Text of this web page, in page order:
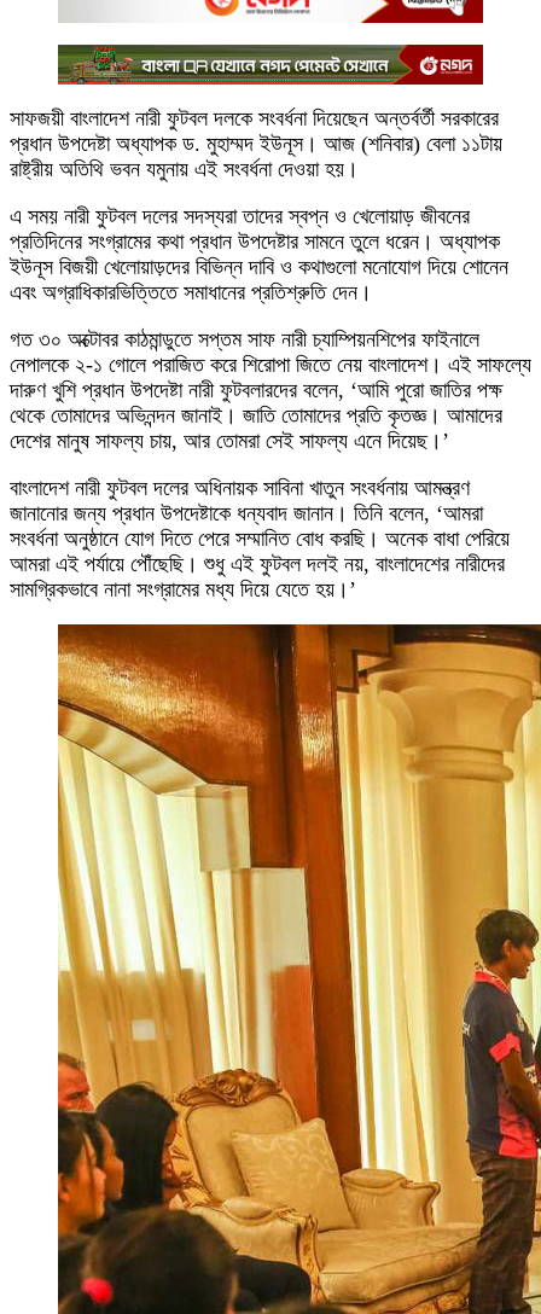
সাফজয়ী বাংলাদেশ নারী ফুটবল দলকে সংবর্ধনা দিয়েছেন অন্তর্বর্তী সরকারের
প্রধান উপদেষ্টা অধ্যাপক ড. মুহাম্মদ ইউনূস। আজ (শনিবার) বেলা ১১টায়
রাষ্ট্রীয় অতিথি ভবন যমুনায় এই সংবর্ধনা দেওয়া হয়।
এ সময় নারী ফুটবল দলের সদস্যরা তাদের স্বপ্ন ও খেলোয়াড় জীবনের
প্রতিদিনের সংগ্রামের কথা প্রধান উপদেষ্টার সামনে তুলে ধরেন। অধ্যাপক
ইউনূস বিজয়ী খেলোয়াড়দের বিভিন্ন দাবি ও কথাগুলো মনোযোগ দিয়ে শোনেন
এবং অগ্রাধিকারভিত্তিতে সমাধানের প্রতিশ্রুতি দেন।
গত ৩০ অক্টোবর কাঠমান্ডুতে সপ্তম সাফ নারী চ্যাম্পিয়নশিপের ফাইনালে
নেপালকে ২-১ গোলে পরাজিত করে শিরোপা জিতে নেয় বাংলাদেশ। এই সাফল্যে
দারুণ খুশি প্রধান উপদেষ্টা নারী ফুটবলারদের বলেন, ‘আমি পুরো জাতির পক্ষ
থেকে তোমাদের অভিনন্দন জানাই। জাতি তোমাদের প্রতি কৃতজ্ঞ। আমাদের
দেশের মানুষ সাফল্য চায়, আর তোমরা সেই সাফল্য এনে দিয়েছ।’
বাংলাদেশ নারী ফুটবল দলের অধিনায়ক সাবিনা খাতুন সংবর্ধনায় আমন্ত্রণ
জানানোর জন্য প্রধান উপদেষ্টাকে ধন্যবাদ জানান। তিনি বলেন, ‘আমরা
সংবর্ধনা অনুষ্ঠানে যোগ দিতে পেরে সম্মানিত বোধ করছি। অনেক বাধা পেরিয়ে
আমরা এই পর্যায়ে পৌঁছেছি। শুধু এই ফুটবল দলই নয়, বাংলাদেশের নারীদের
সামগ্রিকভাবে নানা সংগ্রামের মধ্য দিয়ে যেতে হয়।’